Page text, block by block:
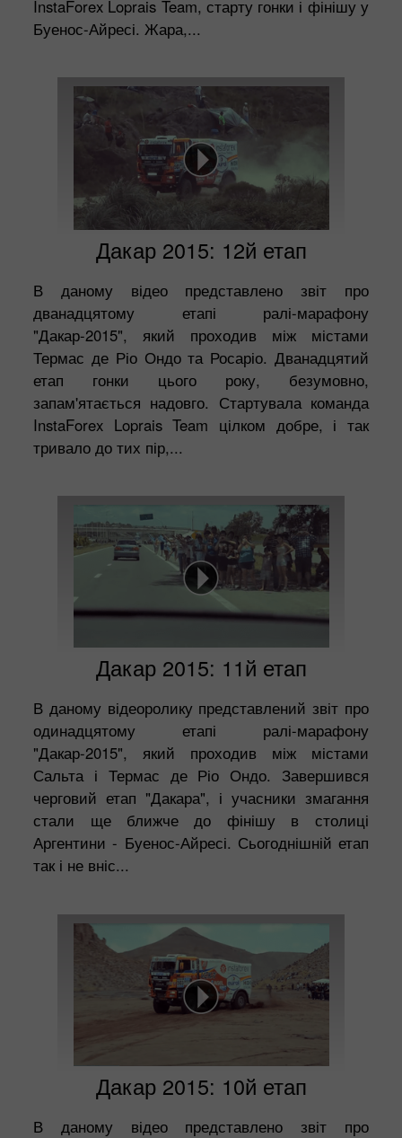
InstaForex Loprais Team, старту гонки і фінішу у
Буенос-Айресі. Жара,...
Дакар 2015: 12й етап
В даному відео представлено звіт про
дванадцятому етапі ралі-марафону
"Дакар-2015", який проходив між містами
Термас де Ріо Ондо та Росаріо. Дванадцятий
етап гонки цього року, безумовно,
запам'ятається надовго. Стартувала команда
InstaForex Loprais Team цілком добре, і так
тривало до тих пір,...
Дакар 2015: 11й етап
В даному відеоролику представлений звіт про
одинадцятому етапі ралі-марафону
"Дакар-2015", який проходив між містами
Сальта і Термас де Ріо Ондо. Завершився
черговий етап "Дакара", і учасники змагання
стали ще ближче до фінішу в столиці
Аргентини - Буенос-Айресі. Сьогоднішній етап
так і не вніс...
Дакар 2015: 10й етап
В даному відео представлено звіт про